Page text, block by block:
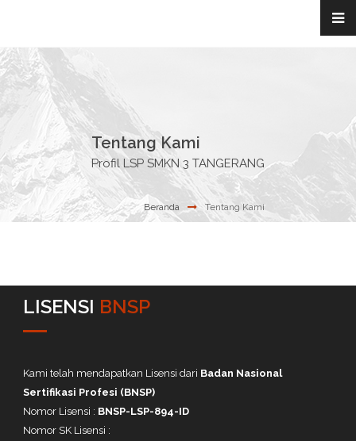
Tentang Kami
Profil LSP SMKN 3 TANGERANG
Beranda Tentang Kami
LISENSI BNSP
Kami telah mendapatkan Lisensi dari Badan Nasional
Sertifikasi Profesi (BNSP)
Nomor Lisensi : BNSP-LSP-894-ID
Nomor SK Lisensi :